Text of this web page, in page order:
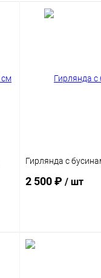
Гирлянда с
2 500 ₽ / шт